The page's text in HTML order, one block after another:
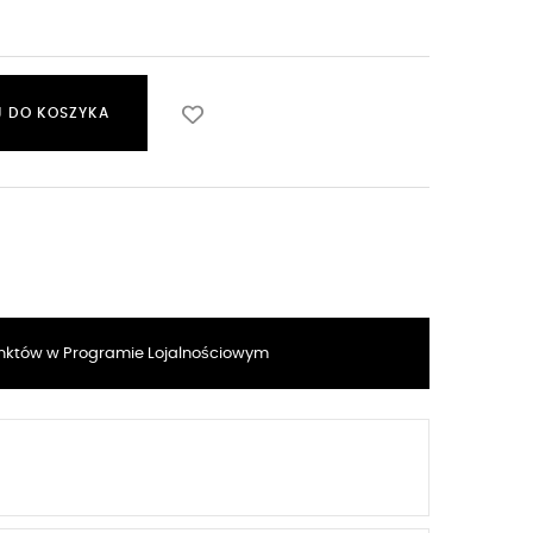
DO KOSZYKA
w Programie Lojalnościowym